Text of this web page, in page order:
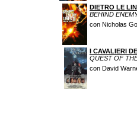
DIETRO LE
BEHIND
con Nicholas
I CAVALIERI
QUEST OF
con David